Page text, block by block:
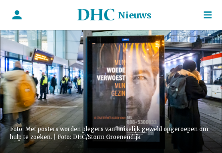
Nieuws
Foto: Met posters worden plegers van huiselijk geweld opgeroepen om
hulp te zoeken. | Foto: DHC/Storm Groenendijk